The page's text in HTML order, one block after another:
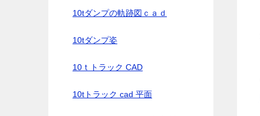
10tダンプの軌跡図ｃａｄ
10tダンプ姿
10ｔトラック CAD
10tトラック cad 平面